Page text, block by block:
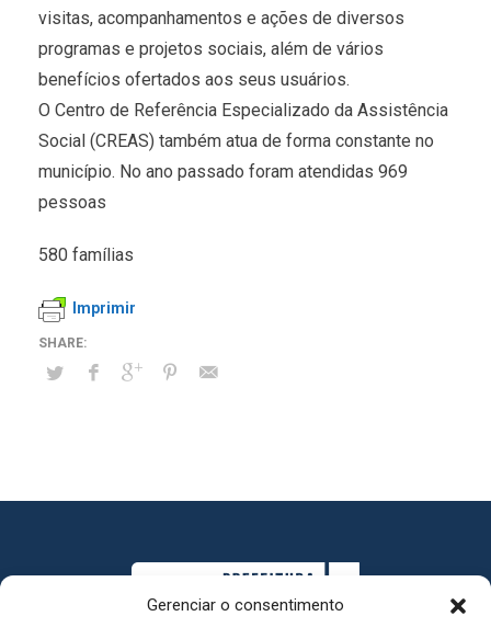
Gerenciar o consentimento
visitas, acompanhamentos e ações de diversos
programas e projetos sociais, além de vários
benefícios ofertados aos seus usuários.
O Centro de Referência Especializado da Assistência
Social (CREAS) também atua de forma constante no
município. No ano passado foram atendidas 969
pessoas
580 famílias
Imprimir